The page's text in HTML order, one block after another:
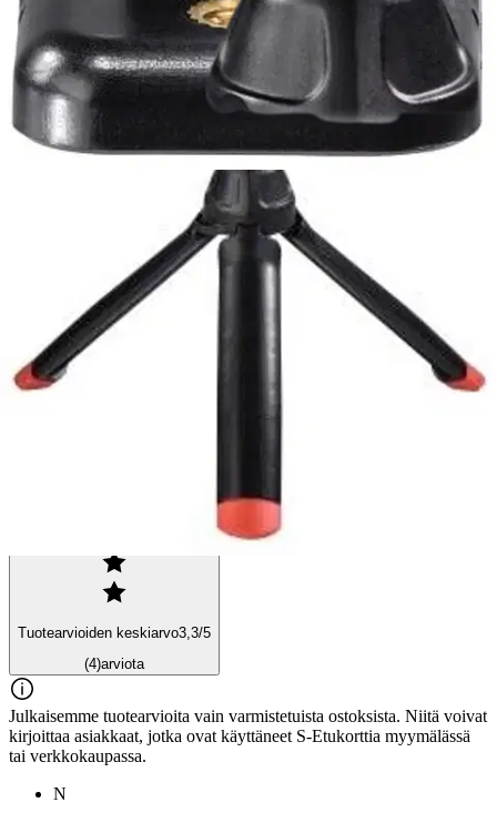
Tuotekuvaus
Monitoiminen 4in1 jalusta älypuhelimelle, GoPro- ja digikameroille.
Teleskooppivarren ansiosta sopii erinomaisesti toiminta- ja selfie-
kuvaamiseen, konsertti- ja tapahtumataltiointiin jne. Sopii
älypuhelimille, jotka ovat leveydeltään 5,5 - 7,8 cm.
Ominaisuudet
Arviot
Tuotearvioiden keskiarvo3,3/5
(4)arviota
Julkaisemme tuotearvioita vain varmistetuista ostoksista. Niitä voivat
kirjoittaa asiakkaat, jotka ovat käyttäneet S-Etukorttia myymälässä
tai verkkokaupassa.
N